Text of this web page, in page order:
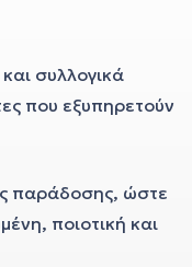
συλλογικά
που εξυπηρετούν
παράδοσης, ώστε
ποιοτική και